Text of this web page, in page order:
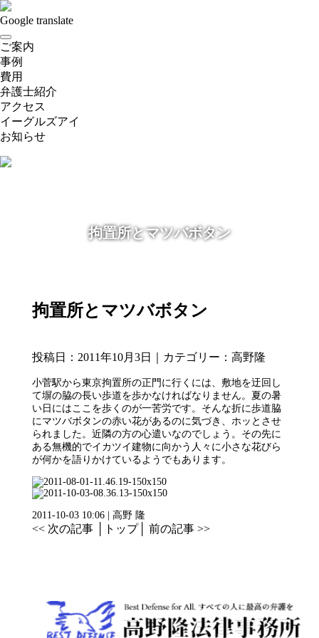
Google translate
開
く
ご案内
事例
費用
弁護士紹介
アクセス
イーグルズアイ
お知らせ
拘置所とマツバボタン
拘置所とマツバボタン
投稿日：2011年10月3日｜カテゴリー： 高野隆
小菅駅から東京拘置所の正門に行くには、敷地を迂回し
て塀の脇の長い歩道を歩かなければなりません。夏の暑
い日にはここを歩くのが一苦労です。そんな折に歩道脇
にマツバボタンの赤い花があるのに気づき、ホッとさせ
られました。近隣の方の心遣いなのでしょう。その先に
ある無機的でイカツイ建物に向かう人々に小さな花びら
が何かを語りかけているようでもあります。
2011-10-03 10:06 | 高野 隆
<< 次の記事│ トップ│ 前の記事 >>